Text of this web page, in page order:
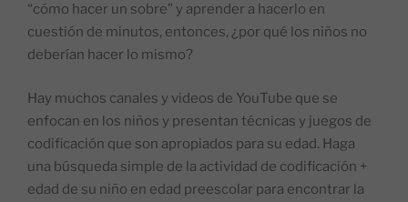
“cómo hacer un sobre” y aprender a hacerlo en
cuestión de minutos, entonces, ¿por qué los niños no
deberían hacer lo mismo?
Hay muchos canales y videos de YouTube que se
enfocan en los niños y presentan técnicas y juegos de
codificación que son apropiados para su edad. Haga
una búsqueda simple de la actividad de codificación +
edad de su niño en edad preescolar para encontrar la